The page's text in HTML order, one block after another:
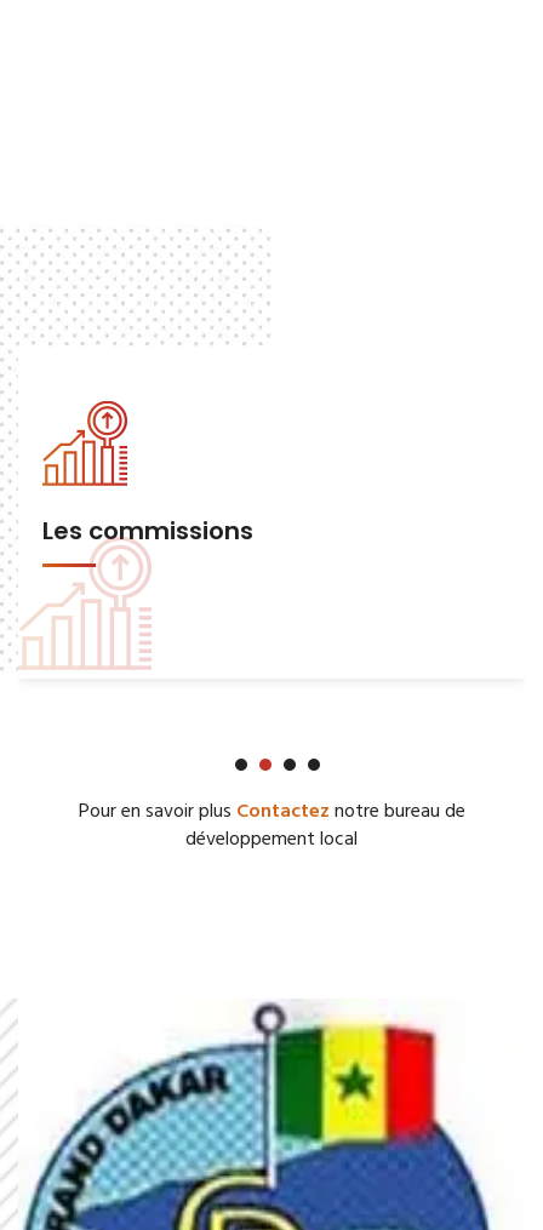
Les commissions
Pour en savoir plus Contacteznotre bureau de
développement local